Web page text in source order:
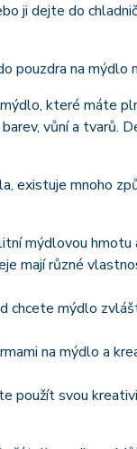
ji dejte do
pouzdra na mýdlo
které máte
vůní a tvarů.
existuje mnoho
mýdlovou
mají různé
chcete mýdlo
na mýdlo a
použít svou